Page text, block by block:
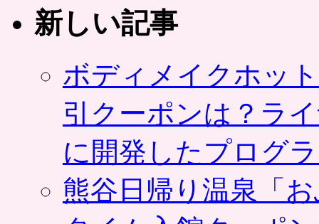
新しい記事
ボディメイクホッ
引クーポンは？ラ
に開発したプログ
熊谷日帰り温泉「